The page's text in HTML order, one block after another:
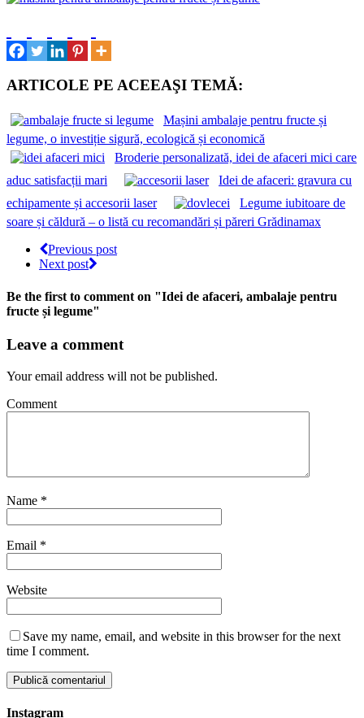
ARTICOLE PE ACEEAŞI TEMĂ:
Mașini ambalaje pentru fructe și
legume, o investiție sigură, ecologică și economică
Broderie personalizată, idei de afaceri mici care
aduc satisfacții mari
Idei de afaceri: gravura cu
echipamente și accesorii laser
Legume iubitoare de
soare și căldură – o listă cu recomandări și păreri Grădinamax
Previous post
Next post
Be the first to comment on "Idei de afaceri, ambalaje pentru
fructe și legume"
Leave a comment
Your email address will not be published.
Comment
Name *
Email *
Website
Save my name, email, and website in this browser for the next
time I comment.
Instagram